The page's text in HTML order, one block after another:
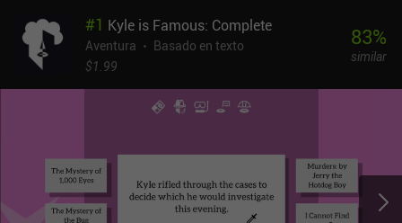
#1 Kyle is Famous: Complete
Aventura
Basado en texto
$1.99
83%
similar